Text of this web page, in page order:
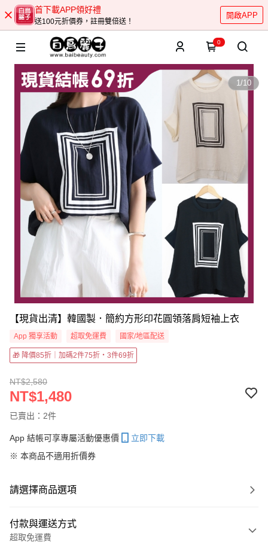
首下載APP領好禮
送100元折價券，註冊雙倍送！
開啟APP
0
1/10
【現貨出清】韓國製．簡約方形印花圓領落肩短袖上衣
App 獨享活動 超取免運費 國家/地區配送
🎁 降價85折｜加碼2件75折・3件69折
NT$2,580
NT$1,480
已賣出：2件
App 結帳可享專屬活動優惠價
立即下載
※ 本商品不適用折價券
請選擇商品選項
付款與運送方式
超取免運費